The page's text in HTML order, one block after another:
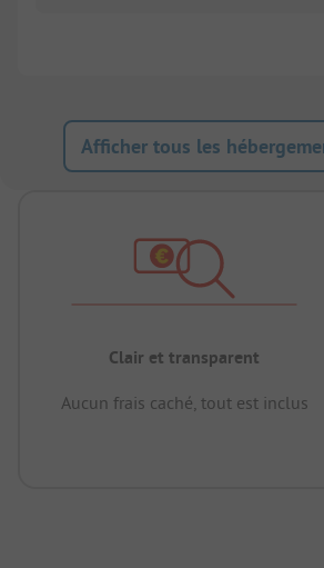
Afficher tous les
Clair et transparent
Aucun frais caché, tout est inclus